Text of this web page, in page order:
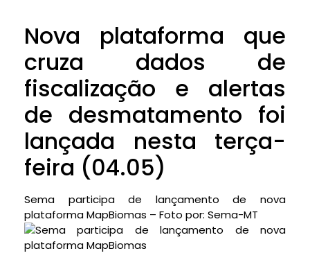
Nova plataforma que
cruza dados de
fiscalização e alertas
de desmatamento foi
lançada nesta terça-
feira (04.05)
Sema participa de lançamento de nova
plataforma MapBiomas – Foto por: Sema-MT